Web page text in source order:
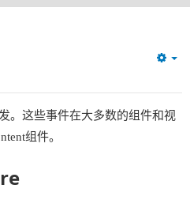
。这些事件在大多数的组件和视
组件。